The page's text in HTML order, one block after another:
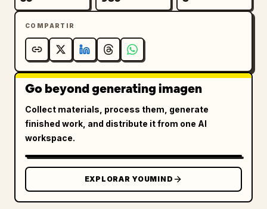
COMPARTIR
Go beyond generating imagen
Collect materials, process them, generate
finished work, and distribute it from one AI
workspace.
EXPLORAR YOUMIND